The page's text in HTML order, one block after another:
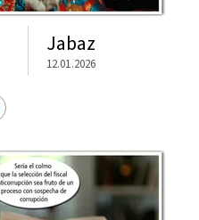
Jabaz
12.01.2026